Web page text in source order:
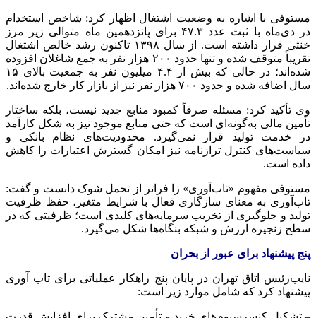
مستوفی با اشاره به وضعیت اشتغال اظهار کرد: شاخص استخدام
در دی‌ماه با ثبت عدد ۴۷.۳ برای پانزدهمین ماه متوالی زیر مرز
خنثی قرار داشته است. از سال ۱۳۹۸ تاکنون رشد خالص اشتغال
تقریباً متوقف شده و تنها حدود ۲۰۰ هزار نفر به جمع شاغلان افزوده
شده‌اند؛ در حالی که بیش از ۴.۴ میلیون نفر به جمعیت بالای ۱۵
سال اضافه شده و حدود ۷۰۰ هزار نفر نیز از بازار کار خارج شده‌اند.
وی تأکید کرد: مسئله صرفاً کمبود منابع جدید نیست، بلکه ساختار
تأمین مالی به‌گونه‌ای است که حتی منابع موجود نیز به شکل کارآمد
در خدمت تولید قرار نمی‌گیرد. محدودیت‌های نظام بانکی و
سیاست‌های کنترل ترازنامه نیز امکان گسترش اعتبارات را کاهش
داده است.
مستوفی مفهوم «تاب‌آوری» را فراتر از تحمل شوک دانست و گفت:
تاب‌آوری به معنای سازگاری فعال با شرایط متغیر، حفظ ظرفیت
تولید و جلوگیری از تخریب سرمایه‌های کلیدی است؛ ظرفیتی که در
سطح زنجیره ارزش و شبکه بنگاه‌ها شکل می‌گیرد.
پنج پیشنهاد برای عبور از بحران
نایب‌رئیس اتاق تهران در پایان پنج راهکار عملیاتی برای تاب آوری
پیشنهاد کرد که شامل موارد زیر است: